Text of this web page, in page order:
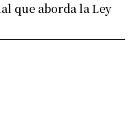
que aborda la Ley